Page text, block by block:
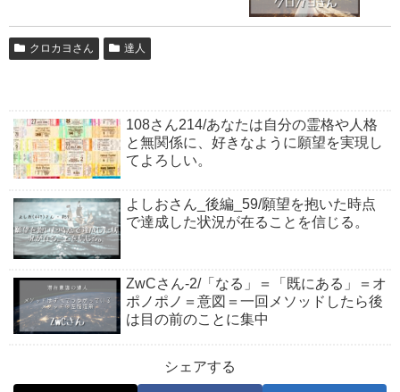
クロカヨさん 達人
108さん214/あなたは自分の霊格や人格
と無関係に、好きなように願望を実現し
てよろしい。
よしおさん_後編_59/願望を抱いた時点
で達成した状況が在ることを信じる。
ZwCさん-2/「なる」＝「既にある」＝オ
ポノポノ＝意図＝一回メソッドしたら後
は目の前のことに集中
シェアする